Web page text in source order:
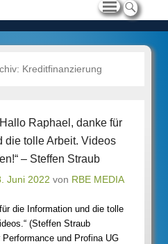
Kreditfinanzierung
Raphael, danke für
die tolle Arbeit. Videos
– Steffen Straub
Juni 2022 von RBE MEDIA
die Information und die tolle
(Steffen Straub
und Profina UG